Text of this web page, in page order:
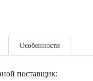
Особенности
поставщик: